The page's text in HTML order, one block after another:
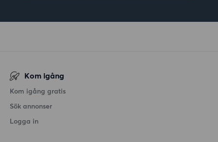
Kom igång
Kom igång gratis
Sök annonser
Logga in